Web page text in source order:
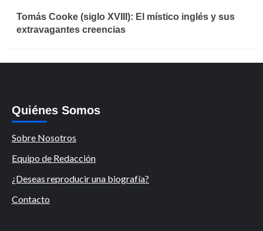
Tomás Cooke (siglo XVIII): El místico inglés y sus
extravagantes creencias
Quiénes Somos
Sobre Nosotros
Equipo de Redacción
¿Deseas reproducir una biografía?
Contacto